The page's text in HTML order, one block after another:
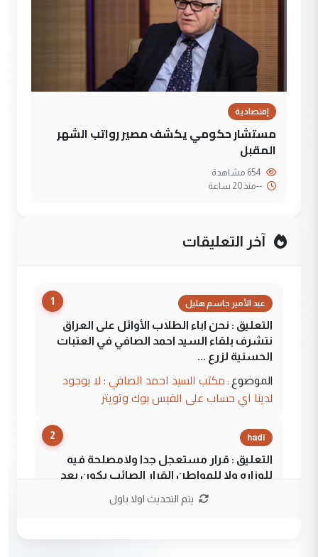
إقتصادية
مستشار حكومي يكشف مصير رواتب الشهر
المقبل
--منذ 20 ساعة
آخر التعليقات
1 عبد الأمير جاسم هليل
التعليق : نحن اباء الطلاب الأوائل على العراق
نتشرف بلقاء السيد احمد الصافي في العتبات
الحسنية لزرع ...
الموضوع : مكتب السيد احمد الصافي : لا يوجود
لدينا اي حساب على الفيس بوك وتويتر
2 hadi
التعليق : قرار مستعجل جدا ولامصلحة فيه
للوزاره ولا للمواطن القرار الصائب يكون بعد
يتم التحديث اولا باول